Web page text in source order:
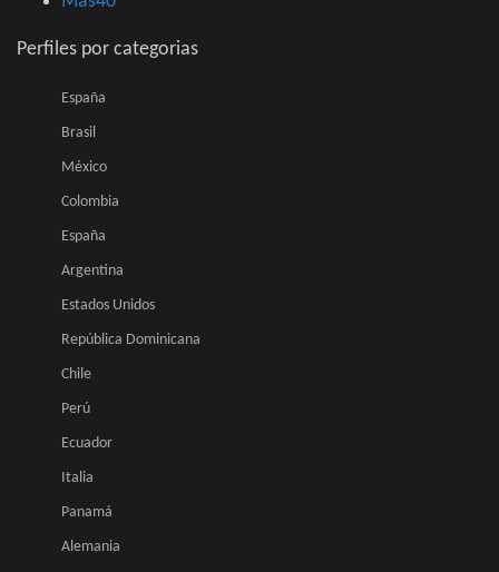
Perfiles por categorias
España
Brasil
México
Colombia
España
Argentina
Estados Unidos
República Dominicana
Chile
Perú
Ecuador
Italia
Panamá
Alemania